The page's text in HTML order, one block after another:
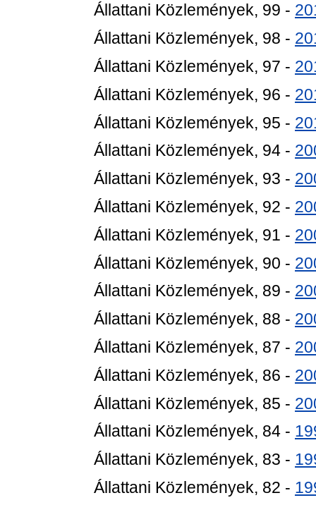
Állattani Közlemények, 99 -
Állattani Közlemények, 98 -
Állattani Közlemények, 97 -
Állattani Közlemények, 96 -
Állattani Közlemények, 95 -
Állattani Közlemények, 94 -
Állattani Közlemények, 93 -
Állattani Közlemények, 92 -
Állattani Közlemények, 91 -
Állattani Közlemények, 90 -
Állattani Közlemények, 89 -
Állattani Közlemények, 88 -
Állattani Közlemények, 87 -
Állattani Közlemények, 86 -
Állattani Közlemények, 85 -
Állattani Közlemények, 84 -
Állattani Közlemények, 83 -
Állattani Közlemények, 82 -